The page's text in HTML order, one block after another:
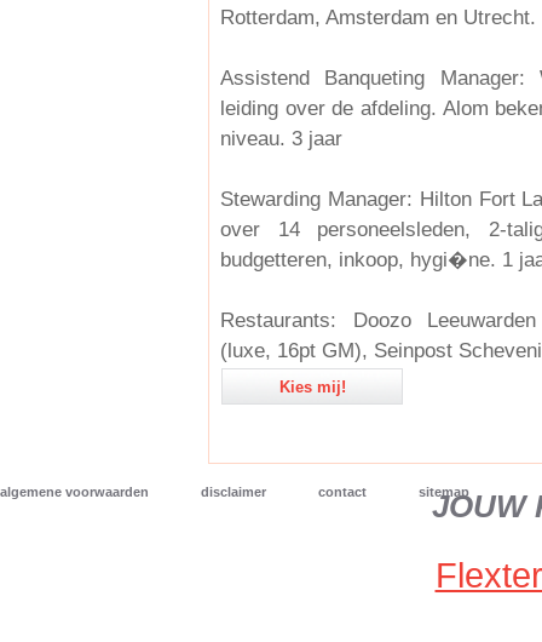
Rotterdam, Amsterdam en Utrecht.
Assistend Banqueting Manager:
leiding over de afdeling. Alom
niveau. 3 jaar
Stewarding Manager: Hilton Fort
over 14 personeelsleden, 2-
budgetteren, inkoop, hygi�ne. 1
Restaurants: Doozo
(luxe, 16pt GM), Seinpost
Kies mij!
algemene voorwaarden disclaimer contact sitemap
JOUW